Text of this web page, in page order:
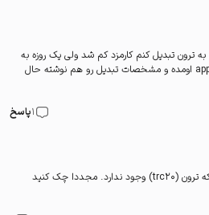
ترون تبدیل کنم کارمزد کم شد ولی یک روزه به
حسابم نیونده وتو ی هیستوریapprovrd اومده و مشخصات تبدیل رو هم نوشته حال
1پاسخ
در تراست ولت امکان سواپ در شبکه ترون (trc20) وجود ندارد. مجددا چک کنید